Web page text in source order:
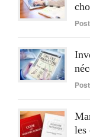
les